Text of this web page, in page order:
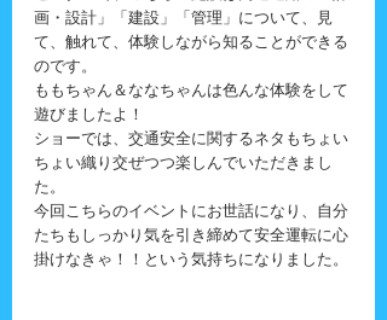
画・設計」「建設」「管理」について、見
て、触れて、体験しながら知ることができる
のです。
ももちゃん＆ななちゃんは色んな体験をして
遊びましたよ！
ショーでは、交通安全に関するネタもちょい
ちょい織り交ぜつつ楽しんでいただきまし
た。
今回こちらのイベントにお世話になり、自分
たちもしっかり気を引き締めて安全運転に心
掛けなきゃ！！という気持ちになりました。